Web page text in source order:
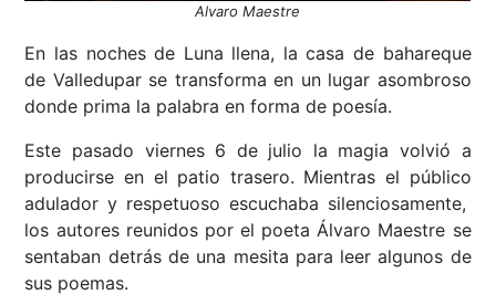
Alvaro Maestre
En las noches de Luna llena, la casa de bahareque
de Valledupar se transforma en un lugar asombroso
donde prima la palabra en forma de poesía.
Este pasado viernes 6 de julio la magia volvió a
producirse en el patio trasero. Mientras el público
adulador y respetuoso escuchaba silenciosamente,
los autores reunidos por el poeta Álvaro Maestre se
sentaban detrás de una mesita para leer algunos de
sus poemas.